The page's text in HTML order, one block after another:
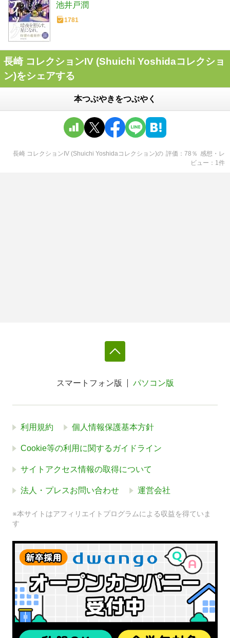
池井戸潤
1781
長崎 コレクションIV (Shuichi Yoshidaコレクショ
ン)をシェアする
本つぶやきをつぶやく
長崎 コレクションIV (Shuichi Yoshidaコレクション)の 評価 78 ％ 感想・レ
ビュー
1件
スマートフォン版 パソコン版
利用規約 個人情報保護基本方針
Cookie等の利用に関するガイドライン
サイトアクセス情報の取得について
法人・プレスお問い合わせ 運営会社
※本サイトはアフィリエイトプログラムによる収益を得ていま
す